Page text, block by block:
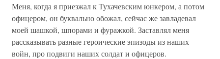
Меня, когда я приезжал к Тухачевским юнкером, а потом
офицером, он буквально обожал, сейчас же завладевал
моей шашкой, шпорами и фуражкой. Заставлял меня
рассказывать разные героические эпизоды из наших
войн, про подвиги наших солдат и офицеров.